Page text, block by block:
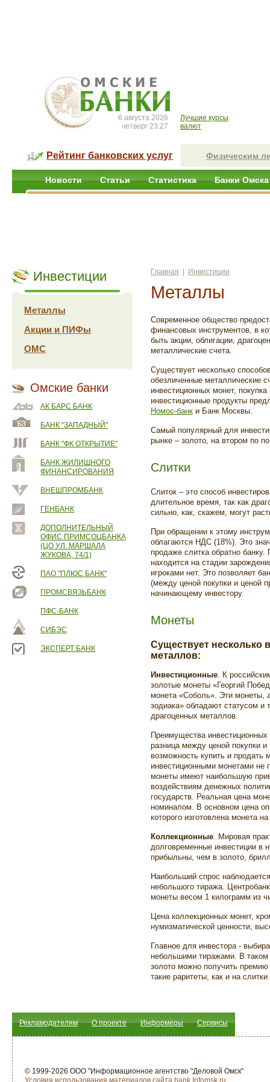
6 августа 2026
четверг 23:27
Лучшие курсы
валют
Рейтинг банковских услуг Физическим
Новости Статьи Статистика Банки Омска
Инвестиции
Металлы
Акции и ПИФы
ОМС
Омские банки
АК БАРС БАНК
БАНК "ЗАПАДНЫЙ"
БАНК "ФК ОТКРЫТИЕ"
БАНК ЖИЛИЩНОГО
ФИНАНСИРОВАНИЯ
ВНЕШПРОМБАНК
ГЕНБАНК
ДОПОЛНИТЕЛЬНЫЙ
ОФИС ПРИМСОЦБАНКА
(ЦО УЛ. МАРШАЛА
ЖУКОВА, 74/1)
ПАО "ПЛЮС БАНК"
ПРОМСВЯЗЬБАНК
ПФС-БАНК
СИБЭС
ЭКСПЕРТ БАНК
Главная Инвестиции
Металлы
Современное общество
финансовых инструментов, в
быть акции, облигации,
металлические счета.
Существует несколько
обезличенные металлические
инвестиционных монет,
инвестиционные продукты
Номос-банк и Банк Москвы.
Самый популярный для
рынке – золото, на втором по
Слитки
Слиток – это способ
длительное время, так как
сильно, как, скажем, могут
При обращении к этому
облагаются НДС (18%). Это
продаже слитка обратно
находится на стадии
игроками нет. Это позволяет
(между ценой покупки и ценой
начинающему инвестору.
Монеты
Существует несколько
металлов:
Инвестиционные. К
золотые монеты «Георгий
монета «Соболь». Эти монеты,
зодиака» обладают статусом и
драгоценных металлов.
Преимущества
разница между ценой покупки
возможность купить и продать
инвестиционными монетами
монеты имеют наибольшую
воздействиям денежных
государств. Реальная цена
номиналом. В основном цена
которого изготовлена монета
Коллекционные. Мировая
долговременные инвестиции в
прибыльны, чем в золото,
Наибольший спрос
небольшого тиража.
монеты весом 1 килограмм из
Цена коллекционных монет,
нумизматической ценности,
Главное для инвестора -
небольшими тиражами. В таком
золото можно получить
такие раритеты, как и на
Рекламодателям О проекте Информеры Сервисы
© 1999-2026 ООО "Информационное агентство "Деловой Омск"
Условия использования материалов сайта bank.Infomsk.ru